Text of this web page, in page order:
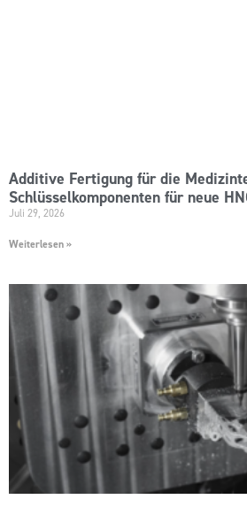
Additive Fertigung für die
Schlüsselkomponenten für neue
Juli 29, 2026
Weiterlesen »